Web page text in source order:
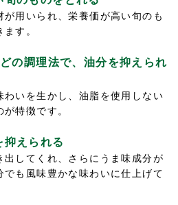
用いられ、栄養価が高い旬のも
す。
の調理法で、油分を抑えられ
いを生かし、油脂を使用しない
特徴です。
抑えられる
出してくれ、さらにうま味成分が
も風味豊かな味わいに仕上げて